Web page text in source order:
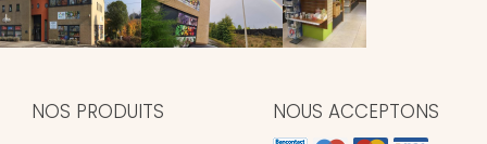
NOS PRODUITS NOUS ACCEPTONS